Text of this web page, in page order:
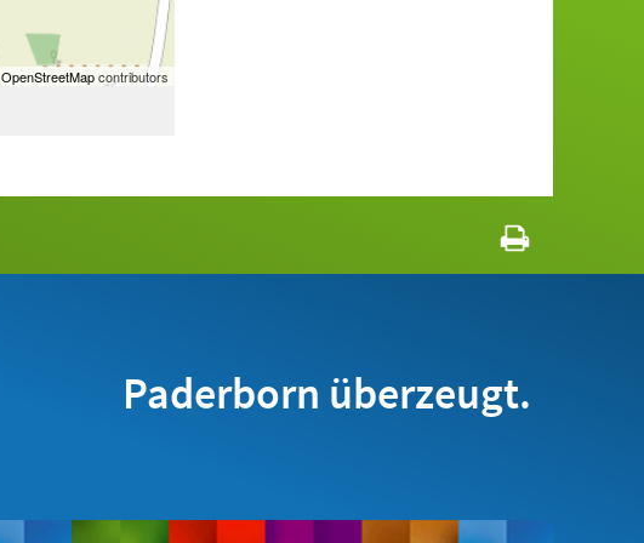
OpenStreetMapcontributors
Paderborn überzeugt.